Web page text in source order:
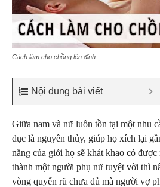
Cách làm cho chồng lên đỉnh
Nội dung bài viết
Giữa nam và nữ luôn tồn tại một nhu
dục là nguyên thủy, giúp họ xích lại
năng của giới họ sẽ khát khao có
thành một người phụ nữ tuyệt vời thì
vòng quyến rũ chưa đủ mà người vợ